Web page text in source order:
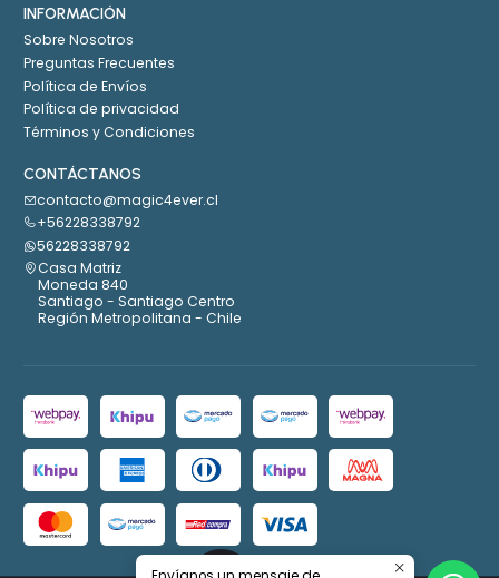
INFORMACIÓN
Sobre Nosotros
Preguntas Frecuentes
Política de Envíos
Política de privacidad
Términos y Condiciones
CONTÁCTANOS
contacto@magic4ever.cl
+56228338792
56228338792
Casa Matriz
Moneda 840
Santiago - Santiago Centro
Región Metropolitana - Chile